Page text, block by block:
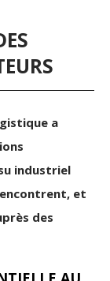
a
industriel
et
des